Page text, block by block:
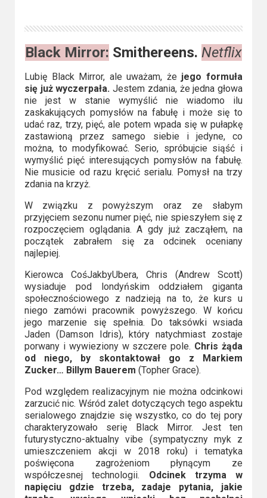
Black Mirror: Smithereens. Netflix
Lubię Black Mirror, ale uważam, że jego formuła
się już wyczerpała. Jestem zdania, że jedna głowa
nie jest w stanie wymyślić nie wiadomo ilu
zaskakujących pomysłów na fabułę i może się to
udać raz, trzy, pięć, ale potem wpada się w pułapkę
zastawioną przez samego siebie i jedyne, co
można, to modyfikować. Serio, spróbujcie siąść i
wymyślić pięć interesujących pomysłów na fabułę.
Nie musicie od razu kręcić serialu. Pomysł na trzy
zdania na krzyż.
W związku z powyższym oraz ze słabym
przyjęciem sezonu numer pięć, nie spieszyłem się z
rozpoczęciem oglądania. A gdy już zacząłem, na
początek zabrałem się za odcinek oceniany
najlepiej.
Kierowca CośJakbyUbera, Chris (Andrew Scott)
wysiaduje pod londyńskim oddziałem giganta
społecznościowego z nadzieją na to, że kurs u
niego zamówi pracownik powyższego. W końcu
jego marzenie się spełnia. Do taksówki wsiada
Jaden (Damson Idris), który natychmiast zostaje
porwany i wywieziony w szczere pole. Chris żąda
od niego, by skontaktował go z Markiem
Zucker… Billym Bauerem (Topher Grace).
Pod względem realizacyjnym nie można odcinkowi
zarzucić nic. Wśród zalet dotyczących tego aspektu
serialowego znajdzie się wszystko, co do tej pory
charakteryzowało serię Black Mirror. Jest ten
futurystyczno-aktualny vibe (sympatyczny myk z
umieszczeniem akcji w 2018 roku) i tematyka
poświęcona zagrożeniom płynącym ze
współczesnej technologii. Odcinek trzyma w
napięciu gdzie trzeba, zadaje pytania, jakie